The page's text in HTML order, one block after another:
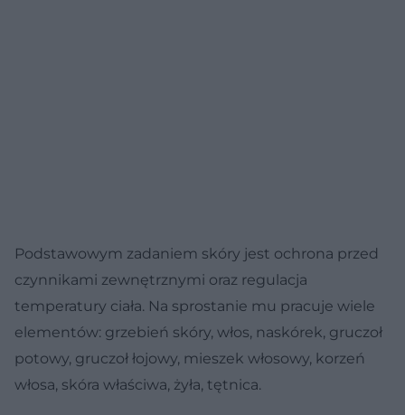
Podstawowym zadaniem skóry jest ochrona przed
czynnikami zewnętrznymi oraz regulacja
temperatury ciała. Na sprostanie mu pracuje wiele
elementów: grzebień skóry, włos, naskórek, gruczoł
potowy, gruczoł łojowy, mieszek włosowy, korzeń
włosa, skóra właściwa, żyła, tętnica.